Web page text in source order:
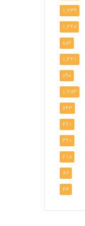
1,239
1,367
886
1,321
890
1,283
743
461
391
218
46
44